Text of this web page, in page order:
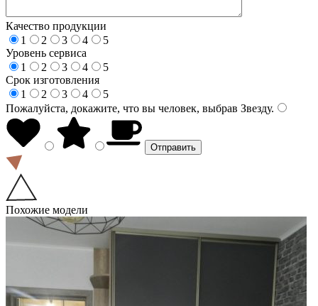
Качество продукции
1
2 3 4
5
Уровень сервиса
1
2 3 4
5
Срок изготовления
1
2 3 4
5
Пожалуйста, докажите, что вы человек, выбрав Звезду.
Похожие модели